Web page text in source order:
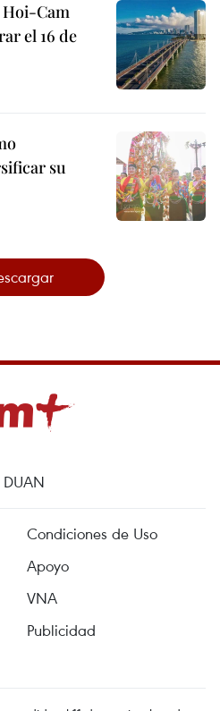
Hoi-Cam
el 16 de
su
Condiciones de Uso
Apoyo
VNA
Publicidad